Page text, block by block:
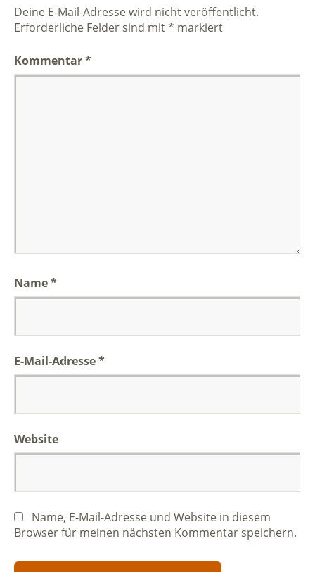
Deine E-Mail-Adresse wird nicht veröffentlicht.
Erforderliche Felder sind mit* markiert
Kommentar*
Name*
E-Mail-Adresse*
Website
Name, E-Mail-Adresse und Website in diesem
Browser für meinen nächsten Kommentar speichern.